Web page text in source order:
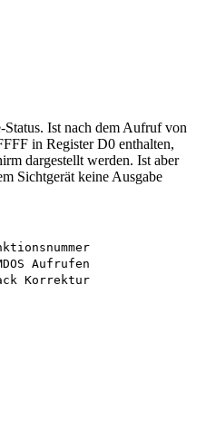
Ist nach dem Aufruf von
in Register D0 enthalten,
dargestellt werden. Ist aber
Sichtgerät keine Ausgabe
Aufrufen
Korrektur